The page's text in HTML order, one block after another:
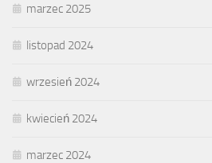
marzec 2025
listopad 2024
wrzesień 2024
kwiecień 2024
marzec 2024